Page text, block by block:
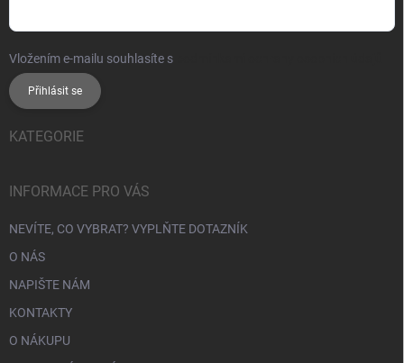
Vložením e-mailu souhlasíte s
Přihlásit se
KATEGORIE
INFORMACE PRO VÁS
NEVÍTE, CO VYBRAT? VYPLŇTE DOTAZNÍK
O NÁS
NAPIŠTE NÁM
KONTAKTY
O NÁKUPU